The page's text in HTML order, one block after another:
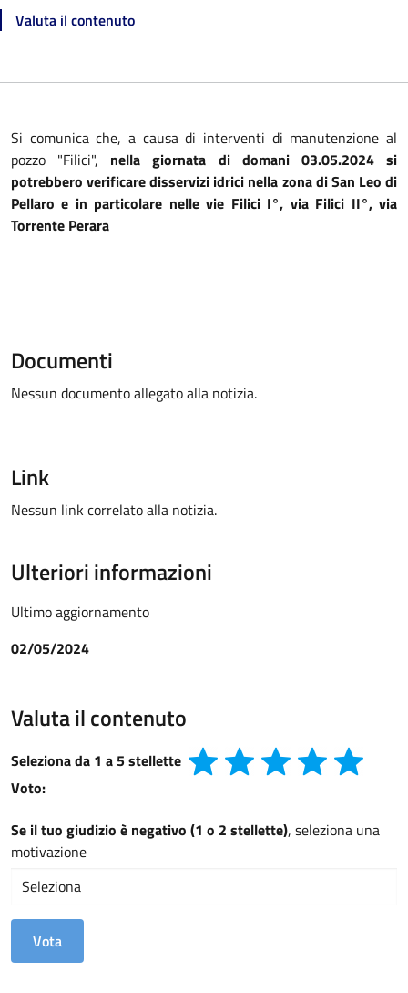
Valuta il contenuto
Si comunica che, a causa di interventi di manutenzione al
pozzo "Filici", nella giornata di domani 03.05.2024 si
potrebbero verificare disservizi idrici nella zona di San Leo di
Pellaro e in particolare nelle vie Filici I°, via Filici II°, via
Torrente Perara
Documenti
Nessun documento allegato alla notizia.
Link
Nessun link correlato alla notizia.
Ulteriori informazioni
Ultimo aggiornamento
02/05/2024
Valuta il contenuto
Seleziona da 1 a 5 stellette
Voto:
Se il tuo giudizio è negativo (1 o 2 stellette), seleziona una
motivazione